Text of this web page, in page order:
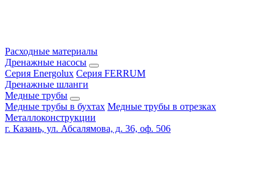
Расходные материалы
Дренажные насосы
Серия Energolux Серия FERRUM
Дренажные шланги
Медные трубы
Медные трубы в бухтах Медные трубы в отрезках
Металлоконструкции
г. Казань, ул. Абсалямова, д. 36, оф. 506